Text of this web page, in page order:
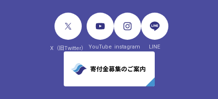
X（旧Twitter） YouTube instagram LINE